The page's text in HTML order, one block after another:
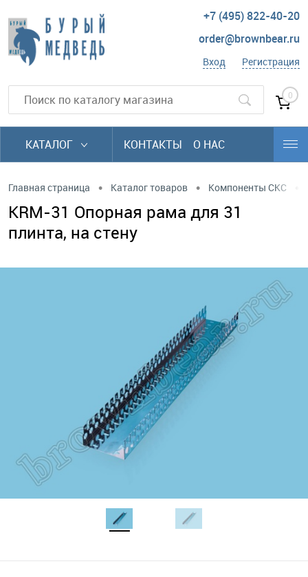
+7 (495) 822-40-20
order@brownbear.ru
Вход Регистрация
0
КАТАЛОГ КОНТАКТЫ О НАС
Главная страница • Каталог товаров • Компоненты СКС
KRM-31 Опорная рама для 31
плинта, на стену